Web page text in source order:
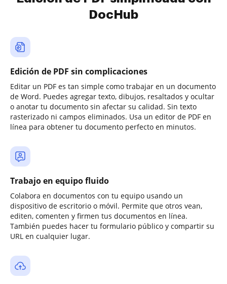
DocHub
Edición de PDF sin complicaciones
Editar un PDF es tan simple como trabajar en un documento
de Word. Puedes agregar texto, dibujos, resaltados y ocultar
o anotar tu documento sin afectar su calidad. Sin texto
rasterizado ni campos eliminados. Usa un editor de PDF en
línea para obtener tu documento perfecto en minutos.
Trabajo en equipo fluido
Colabora en documentos con tu equipo usando un
dispositivo de escritorio o móvil. Permite que otros vean,
editen, comenten y firmen tus documentos en línea.
También puedes hacer tu formulario público y compartir su
URL en cualquier lugar.